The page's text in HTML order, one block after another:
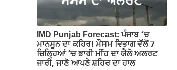
IMD Punjab Forecast: ਪੰਜਾਬ ‘ਚ
ਮਾਨਸੂਨ ਦਾ ਕਹਿਰ! ਮੌਸਮ ਵਿਭਾਗ ਵੱਲੋਂ 7
ਜ਼ਿਲ੍ਹਿਆਂ ‘ਚ ਭਾਰੀ ਮੀਂਹ ਦਾ ਯੈਲੋ ਅਲਰਟ
ਜਾਰੀ, ਜਾਣੋ ਆਪਣੇ ਸ਼ਹਿਰ ਦਾ ਹਾਲ